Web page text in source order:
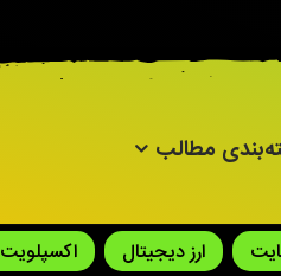
مطالب
ارز دیجیتال اکسپلویت